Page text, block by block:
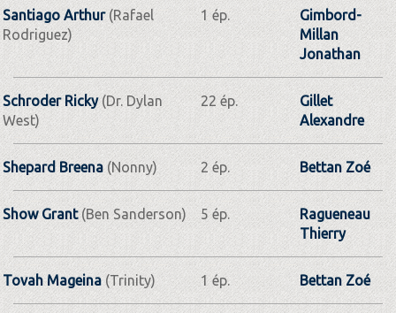
Santiago Arthur(Rafael
Rodriguez)
1 ép.
Gimbord-
Millan
Jonathan
Schroder Ricky(Dr. Dylan
West)
22 ép.
Gillet
Alexandre
Shepard Breena (Nonny) 2 ép. Bettan Zoé
Show Grant(Ben Sanderson) 5 ép.
Ragueneau
Thierry
Tovah Mageina(Trinity) 1 ép. Bettan Zoé